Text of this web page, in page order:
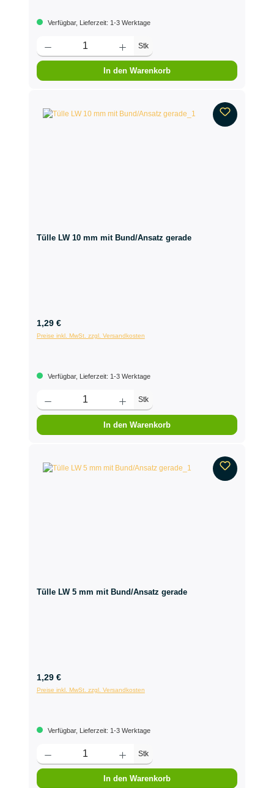
Verfügbar, Lieferzeit: 1-3 Werktage
Stk
In den Warenkorb
Tülle LW 10 mm mit Bund/Ansatz gerade
1,29 €
Preise inkl. MwSt. zzgl. Versandkosten
Verfügbar, Lieferzeit: 1-3 Werktage
Stk
In den Warenkorb
Tülle LW 5 mm mit Bund/Ansatz gerade
1,29 €
Preise inkl. MwSt. zzgl. Versandkosten
Verfügbar, Lieferzeit: 1-3 Werktage
Stk
In den Warenkorb